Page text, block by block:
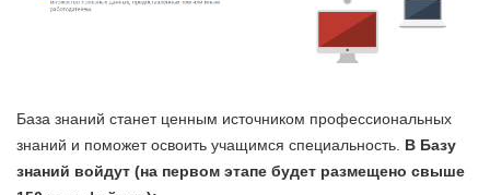
База знаний станет ценным источником профессиональных
знаний и поможет освоить учащимся специальность. В Базу
знаний войдут (на первом этапе будет размещено свыше